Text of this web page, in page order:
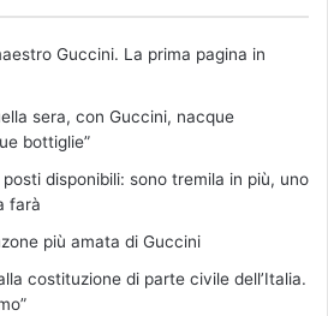
Guccini. La prima pagina in
sera, con Guccini, nacque
bottiglie”
disponibili: sono tremila in più, uno
farà
più amata di Guccini
costituzione di parte civile dell’Italia.